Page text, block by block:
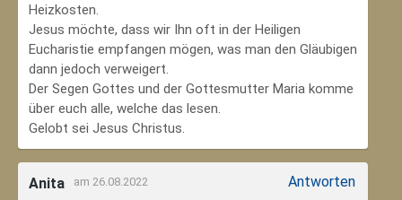
Heizkosten.
Jesus möchte, dass wir Ihn oft in der Heiligen
Eucharistie empfangen mögen, was man den Gläubigen
dann jedoch verweigert.
Der Segen Gottes und der Gottesmutter Maria komme
über euch alle, welche das lesen.
Gelobt sei Jesus Christus.
Anita am 26.08.2022 Antworten